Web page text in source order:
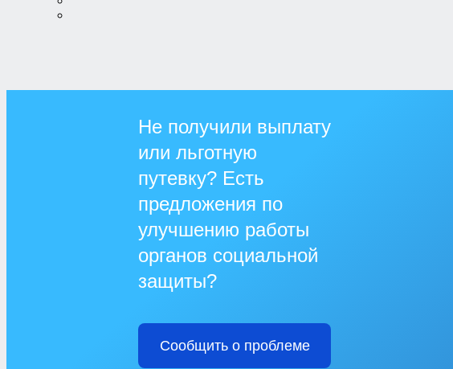
Не получили выплату
или льготную
путевку? Есть
предложения по
улучшению работы
органов социальной
защиты?
Сообщить о проблеме